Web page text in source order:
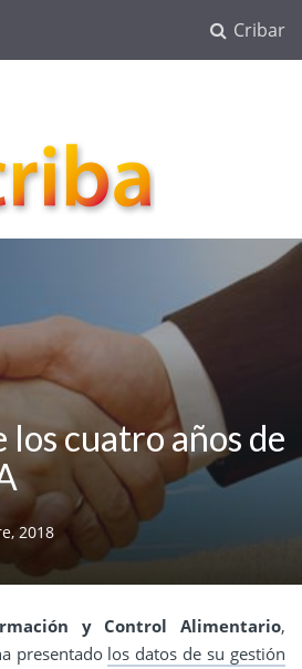
Cribar
los cuatro años de
2018
y Control Alimentario,
presentado los datos de su gestión